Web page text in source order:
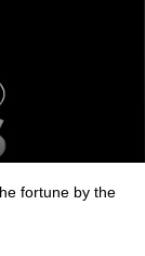
fortune by the